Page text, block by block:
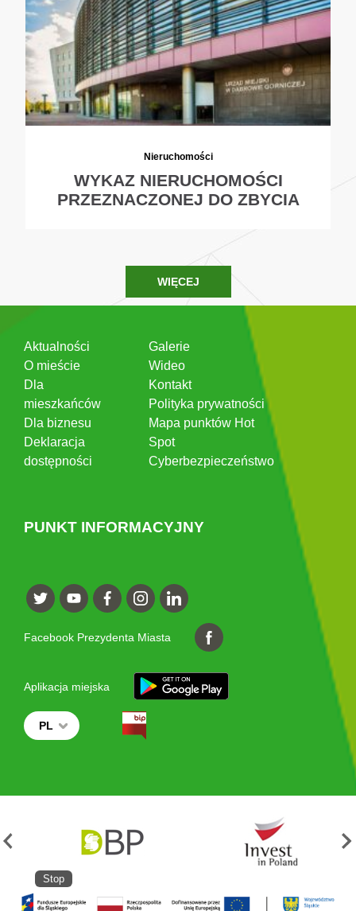
Nieruchomości
WYKAZ NIERUCHOMOŚCI
PRZEZNACZONEJ DO ZBYCIA
WIĘCEJ
Aktualności
O mieście
Dla
mieszkańców
Dla biznesu
Deklaracja
dostępności
Galerie
Wideo
Kontakt
Polityka prywatności
Mapa punktów Hot
Spot
Cyberbezpieczeństwo
PUNKT INFORMACYJNY
Facebook Prezydenta Miasta
Aplikacja miejska
PL
Stop